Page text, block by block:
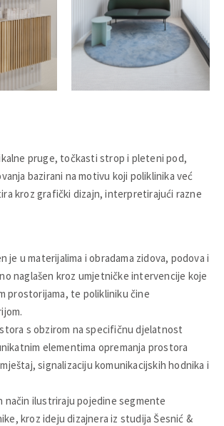
pruge, točkasti strop i pleteni pod,
bazirani na motivu koji poliklinika već
kroz grafički dizajn, interpretirajući razne
je u materijalima i obradama zidova, podova i
naglašen kroz umjetničke intervencije koje
prostorijama, te polikliniku čine
s obzirom na specifičnu djelatnost
elementima opremanja prostora
signalizaciju komunikacijskih hodnika i
način ilustriraju pojedine segmente
kroz ideju dizajnera iz studija Šesnić &